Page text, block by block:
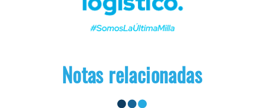
Notas relacionadas